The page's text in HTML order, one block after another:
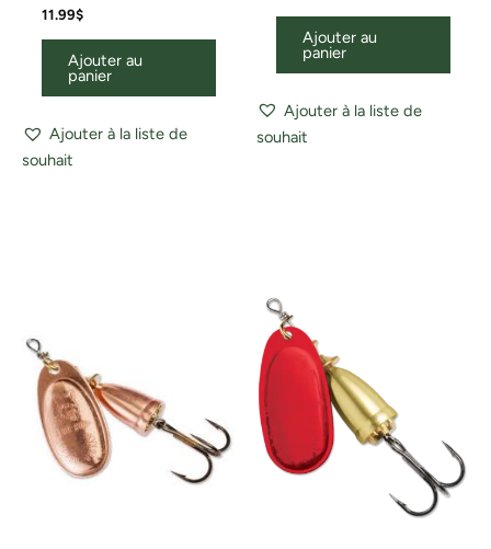
11.99$
Ajouter au
panier
Ajouter à la liste de
souhait
Ajouter au
panier
Ajouter à la liste de
souhait